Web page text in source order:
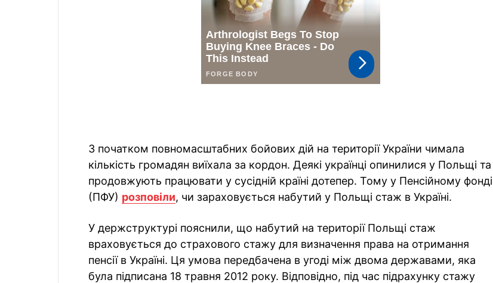
З початком повномасштабних бойових дій на території України чимала
кількість громадян виїхала за кордон. Деякі українці опинилися у Польщі та
продовжують працювати у сусідній країні дотепер. Тому у Пенсійному фонді
(ПФУ) розповіли, чи зараховується набутий у Польщі стаж в Україні.
У держструктурі пояснили, що набутий на території Польщі стаж
враховується до страхового стажу для визначення права на отримання
пенсії в Україні. Ця умова передбачена в угоді між двома державами, яка
була підписана 18 травня 2012 року. Відповідно, під час підрахунку стажу